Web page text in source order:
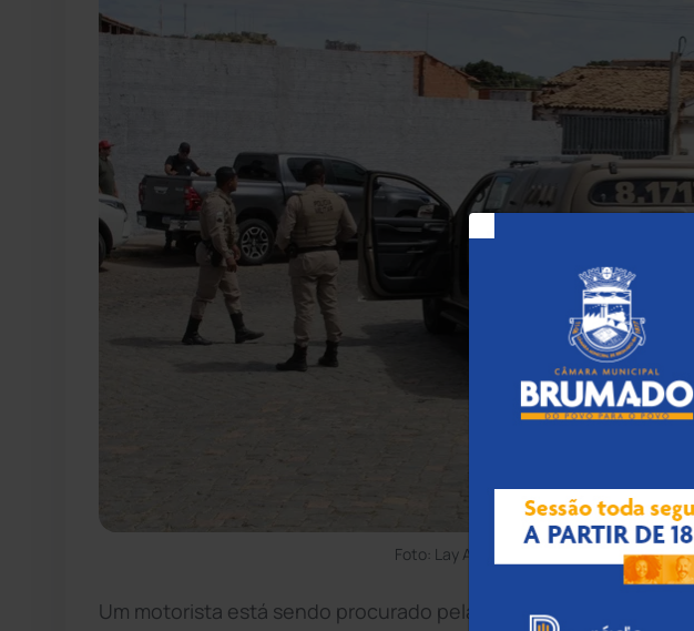
Foto: Lay Amorim/Achei Sudoeste
Um motorista está sendo procurado pelas forças de segurança